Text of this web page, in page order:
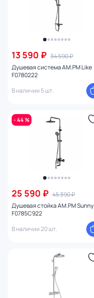
13 590 ₽ 34 590 ₽
Душевая система AM.PM Like
F0780222
В наличии 5 шт.
- 44 %
25 590 ₽ 45 390 ₽
Душевая стойка AM.PM Sunny
F0785C922
В наличии 20 шт.